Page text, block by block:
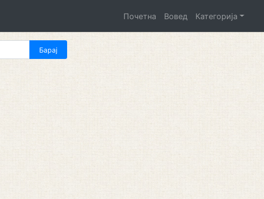
Почетна Вовед Категорија